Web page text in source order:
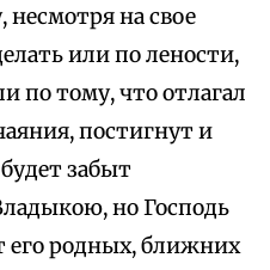
несмотря на свое
или по лености,
по тому, что отлагал
постигнут и
забыт
но Господь
его родных, ближних